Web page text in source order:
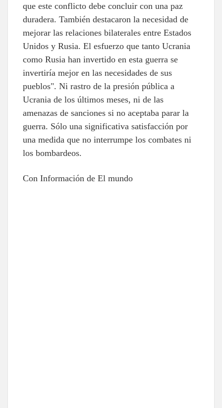
que este conflicto debe concluir con una paz
duradera. También destacaron la necesidad de
mejorar las relaciones bilaterales entre Estados
Unidos y Rusia. El esfuerzo que tanto Ucrania
como Rusia han invertido en esta guerra se
invertiría mejor en las necesidades de sus
pueblos". Ni rastro de la presión pública a
Ucrania de los últimos meses, ni de las
amenazas de sanciones si no aceptaba parar la
guerra. Sólo una significativa satisfacción por
una medida que no interrumpe los combates ni
los bombardeos.
Con Información de El mundo